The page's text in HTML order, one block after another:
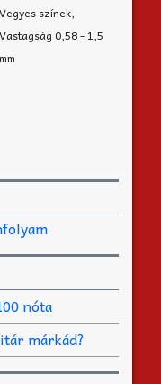
Vegyes színek,
Vastagság 0,58 - 1,5
mm
nóta
márkád?